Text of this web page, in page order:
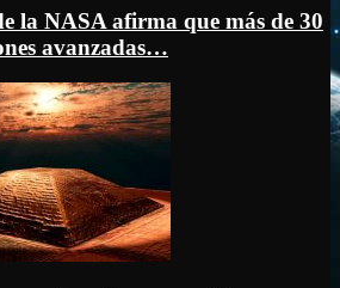
la NASA afirma que más de 30
avanzadas…